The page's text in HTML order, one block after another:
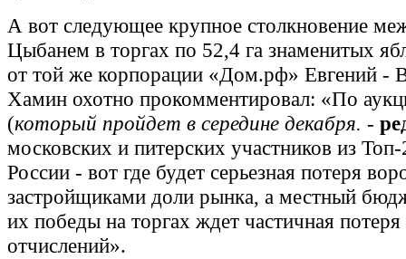
А вот следующее крупное столкновение
Цыбанем в торгах по 52,4 га знаменитых
от той же корпорации «Дом.рф» Евгений -
Хамин охотно прокомментировал: «По
(который пройдет в середине декабря. -
московских и питерских участников из
России - вот где будет серьезная потеря
застройщиками доли рынка, а местный
их победы на торгах ждет частичная
отчислений».